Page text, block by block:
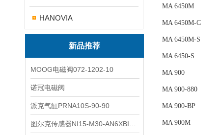
HANOVIA
新品推荐
MOOG电磁阀072-1202-10
诺冠电磁阀
派克气缸PRNA10S-90-90
MA 6450M
MA 6450M-C
MA 6450M-S
MA 6450-S
MA 900
MA 900-880
MA 900-BP
MA 900M